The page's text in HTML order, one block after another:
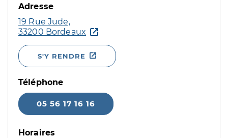
Adresse
19 Rue Jude,
33200 Bordeaux
S'Y RENDRE
Téléphone
05 56 17 16 16
Horaires